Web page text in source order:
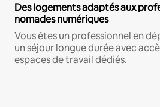
Des logements adaptés aux
nomades numériques
Vous êtes un professionnel en
un séjour longue durée avec
espaces de travail dédiés.